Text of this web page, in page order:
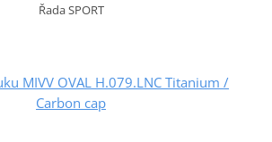
Řada SPORT
MIVV OVAL H.079.LNC Titanium /
Carbon cap